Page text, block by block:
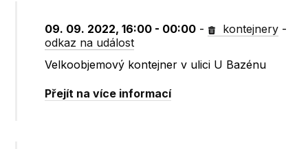
09. 09. 2022, 16:00 - 00:00 - kontejnery -
odkaz na událost
Velkoobjemový kontejner v ulici U Bazénu
Přejít na více informací